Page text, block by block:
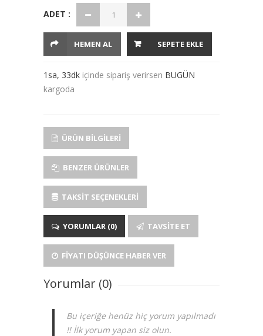
ADET :
HEMEN AL SEPETE EKLE
1sa, 33dk içinde sipariş verirsen BUGÜN
kargoda
ÜRÜN BILGILERI
BENZER ÜRÜNLER
TAKSIT SEÇENEKLERI
YORUMLAR (0) TAVSITE ET
FIYATI DÜŞÜNCE HABER VER
Yorumlar (0)
Bu içeriğe henüz hiç yorum yapılmadı
!! İlk yorum yapan siz olun.